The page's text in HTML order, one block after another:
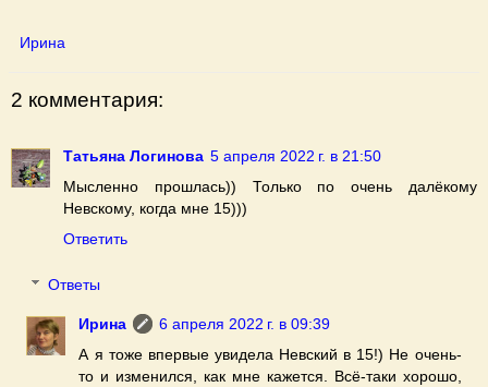
Ирина
2 комментария:
Татьяна Логинова 5 апреля 2022 г. в 21:50
Мысленно прошлась)) Только по очень далёкому
Невскому, когда мне 15)))
Ответить
Ответы
Ирина
6 апреля 2022 г. в 09:39
А я тоже впервые увидела Невский в 15!) Не очень-
то и изменился, как мне кажется. Всё-таки хорошо,